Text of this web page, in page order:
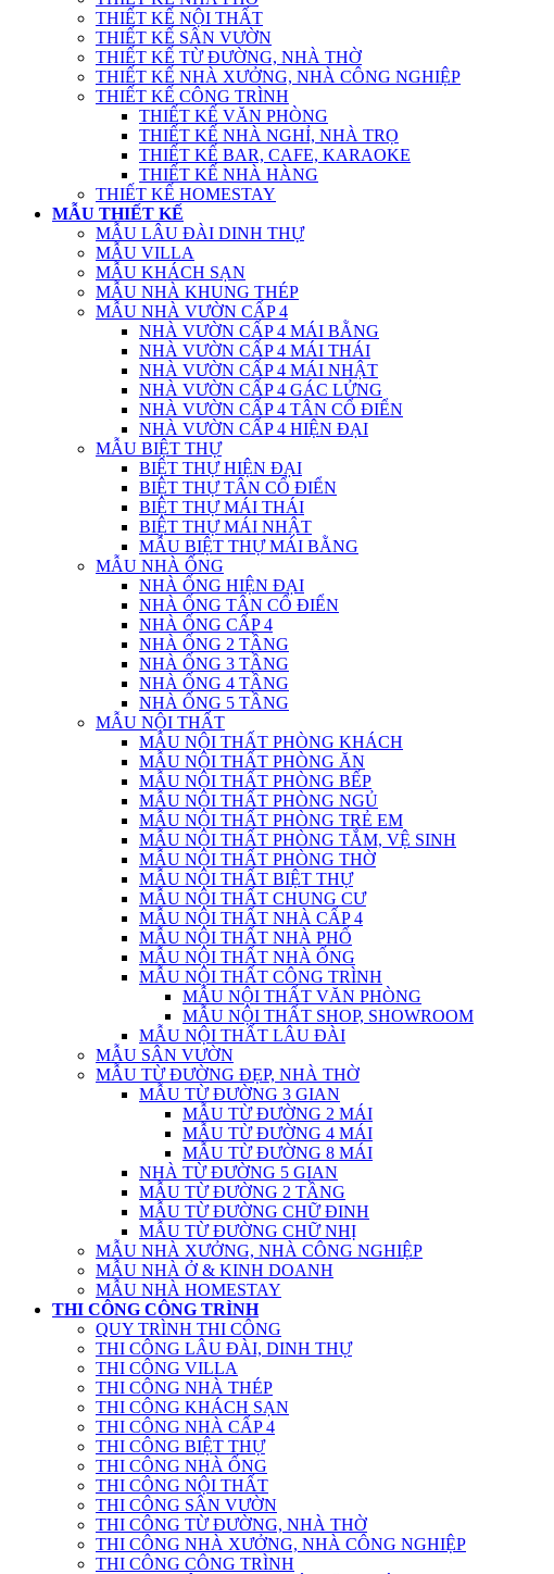
THIẾT KẾ NỘI THẤT
THIẾT KẾ SÂN VƯỜN
THIẾT KẾ TỪ ĐƯỜNG, NHÀ THỜ
THIẾT KẾ NHÀ XƯỞNG, NHÀ CÔNG NGHIỆP
THIẾT KẾ CÔNG TRÌNH
THIẾT KẾ VĂN PHÒNG
THIẾT KẾ NHÀ NGHỈ, NHÀ TRỌ
THIẾT KẾ BAR, CAFE, KARAOKE
THIẾT KẾ NHÀ HÀNG
THIẾT KẾ HOMESTAY
MẪU THIẾT KẾ
MẪU LÂU ĐÀI DINH THỰ
MẪU VILLA
MẪU KHÁCH SẠN
MẪU NHÀ KHUNG THÉP
MẪU NHÀ VƯỜN CẤP 4
NHÀ VƯỜN CẤP 4 MÁI BẰNG
NHÀ VƯỜN CẤP 4 MÁI THÁI
NHÀ VƯỜN CẤP 4 MÁI NHẬT
NHÀ VƯỜN CẤP 4 GÁC LỬNG
NHÀ VƯỜN CẤP 4 TÂN CỔ ĐIỂN
NHÀ VƯỜN CẤP 4 HIỆN ĐẠI
MẪU BIỆT THỰ
BIỆT THỰ HIỆN ĐẠI
BIỆT THỰ TÂN CỔ ĐIỂN
BIỆT THỰ MÁI THÁI
BIỆT THỰ MÁI NHẬT
MẪU BIỆT THỰ MÁI BẰNG
MẪU NHÀ ỐNG
NHÀ ỐNG HIỆN ĐẠI
NHÀ ỐNG TÂN CỔ ĐIỂN
NHÀ ỐNG CẤP 4
NHÀ ỐNG 2 TẦNG
NHÀ ỐNG 3 TẦNG
NHÀ ỐNG 4 TẦNG
NHÀ ỐNG 5 TẦNG
MẪU NỘI THẤT
MẪU NỘI THẤT PHÒNG KHÁCH
MẪU NỘI THẤT PHÒNG ĂN
MẪU NỘI THẤT PHÒNG BẾP
MẪU NỘI THẤT PHÒNG NGỦ
MẪU NỘI THẤT PHÒNG TRẺ EM
MẪU NỘI THẤT PHÒNG TẮM, VỆ SINH
MẪU NỘI THẤT PHÒNG THỜ
MẪU NỘI THẤT BIỆT THỰ
MẪU NỘI THẤT CHUNG CƯ
MẪU NỘI THẤT NHÀ CẤP 4
MẪU NỘI THẤT NHÀ PHỐ
MẪU NỘI THẤT NHÀ ỐNG
MẪU NỘI THẤT CÔNG TRÌNH
MẪU NỘI THẤT VĂN PHÒNG
MẪU NỘI THẤT SHOP, SHOWROOM
MẪU NỘI THẤT LÂU ĐÀI
MẪU SÂN VƯỜN
MẪU TỪ ĐƯỜNG ĐẸP, NHÀ THỜ
MẪU TỪ ĐƯỜNG 3 GIAN
MẪU TỪ ĐƯỜNG 2 MÁI
MẪU TỪ ĐƯỜNG 4 MÁI
MẪU TỪ ĐƯỜNG 8 MÁI
NHÀ TỪ ĐƯỜNG 5 GIAN
MẪU TỪ ĐƯỜNG 2 TẦNG
MẪU TỪ ĐƯỜNG CHỮ ĐINH
MẪU TỪ ĐƯỜNG CHỮ NHỊ
MẪU NHÀ XƯỞNG, NHÀ CÔNG NGHIỆP
MẪU NHÀ Ở & KINH DOANH
MẪU NHÀ HOMESTAY
THI CÔNG CÔNG TRÌNH
QUY TRÌNH THI CÔNG
THI CÔNG LÂU ĐÀI, DINH THỰ
THI CÔNG VILLA
THI CÔNG NHÀ THÉP
THI CÔNG KHÁCH SẠN
THI CÔNG NHÀ CẤP 4
THI CÔNG BIỆT THỰ
THI CÔNG NHÀ ỐNG
THI CÔNG NỘI THẤT
THI CÔNG SÂN VƯỜN
THI CÔNG TỪ ĐƯỜNG, NHÀ THỜ
THI CÔNG NHÀ XƯỞNG, NHÀ CÔNG NGHIỆP
THI CÔNG CÔNG TRÌNH